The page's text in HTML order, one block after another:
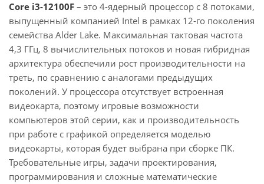
Core i3-12100F – это 4-ядерный процессор с 8 потоками,
выпущенный компанией Intel в рамках 12-го поколения
семейства Alder Lake. Максимальная тактовая частота
4,3 ГГц, 8 вычислительных потоков и новая гибридная
архитектура обеспечили рост производительности на
треть, по сравнению с аналогами предыдущих
поколений. У процессора отсутствует встроенная
видеокарта, поэтому игровые возможности
компьютеров этой серии, как и производительность
при работе с графикой определяется моделью
видеокарты, которая будет выбрана при сборке ПК.
Требовательные игры, задачи проектирования,
программирования и сложные математические